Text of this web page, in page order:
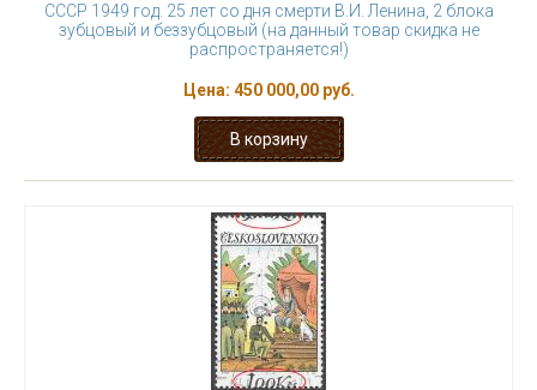
СССР 1949 год. 25 лет со дня смерти В.И. Ленина, 2 блока
зубцовый и беззубцовый (на данный товар скидка не
распространяется!)
Цена: 450 000,00 руб.